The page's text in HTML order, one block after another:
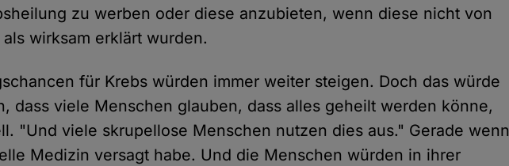
zu werben oder diese anzubieten, wenn diese nicht von
wirksam erklärt wurden.
für Krebs würden immer weiter steigen. Doch das würde
dass viele Menschen glauben, dass alles geheilt werden könne,
"Und viele skrupellose Menschen nutzen dies aus." Gerade wenn
Medizin versagt habe. Und die Menschen würden in ihrer